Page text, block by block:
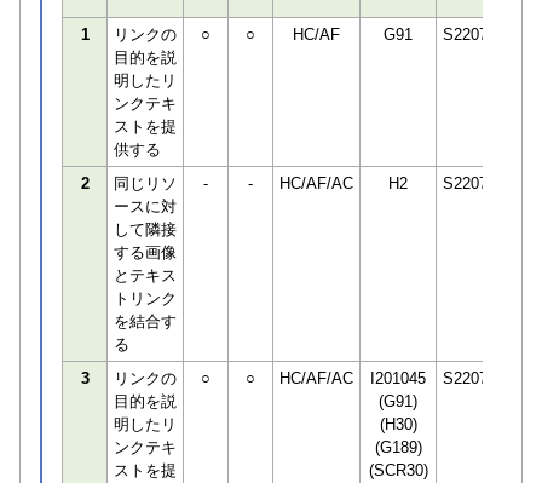
1
リンクの
目的を説
明したリ
ンクテキ
ストを提
供する
○ ○ HC/AF G91 S220748
2
同じリソ
ースに対
して隣接
する画像
とテキス
トリンク
を結合す
る
- - HC/AF/AC H2 S220748
3
リンクの
目的を説
明したリ
ンクテキ
ストを提
○ ○ HC/AF/AC
I201045
(G91)
(H30)
(G189)
(SCR30)
S220748